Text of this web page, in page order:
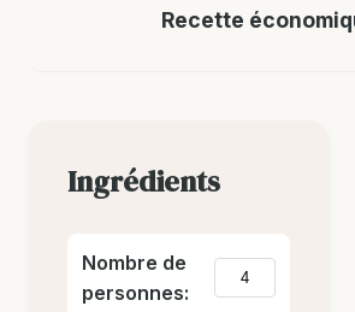
Recette
Ingrédients
Nombre de
personnes: